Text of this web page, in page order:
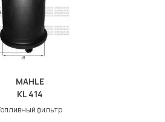
MAHLE
KL 414
фильтр